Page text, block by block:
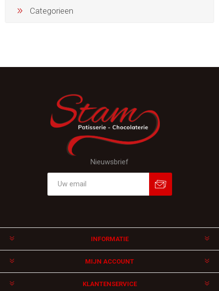
Categorieen
Nieuwsbrief
INFORMATIE
MIJN ACCOUNT
KLANTENSERVICE